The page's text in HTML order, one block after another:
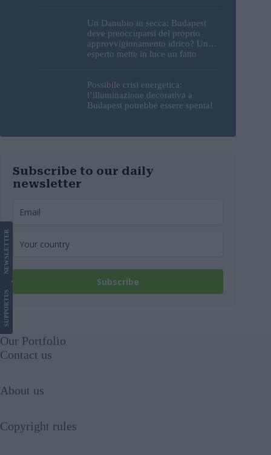
Un Danubio in secca: Budapest
deve preoccuparsi del proprio
approvvigionamento idrico? Un
esperto mette in luce un fatto
Possibile crisi energetica:
l’illuminazione decorativa a
Budapest potrebbe essere spenta!
Subscribe to our daily
newsletter
Subscribe
SUPPORT
US
NEWS
LETTER
Our Portfolio
Contact us
About us
Copyright rules